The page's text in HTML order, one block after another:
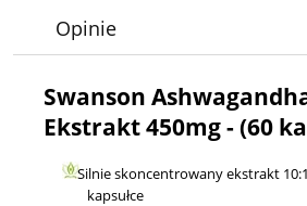
Opinie
Swanson
Ekstrakt 450mg - (60
Silnie skoncentrowany ekstrakt
kapsułce